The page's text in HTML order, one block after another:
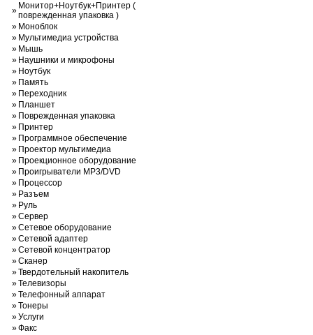
» Монитор+Ноутбук+Принтер (
поврежденная упаковка )
» Моноблок
» Мультимедиа устройства
» Мышь
» Наушники и микрофоны
» Ноутбук
» Память
» Переходник
» Планшет
» Поврежденная упаковка
» Принтер
» Программное обеспечение
» Проектор мультимедиа
» Проекционное оборудование
» Проигрыватели MP3/DVD
» Процессор
» Разъем
» Руль
»Сервер
»Сетевое оборудование
»Сетевой адаптер
»Сетевой концентратор
»Сканер
»Твердотельный накопитель
»Телевизоры
»Телефонный аппарат
»Тонеры
»Услуги
»Факс